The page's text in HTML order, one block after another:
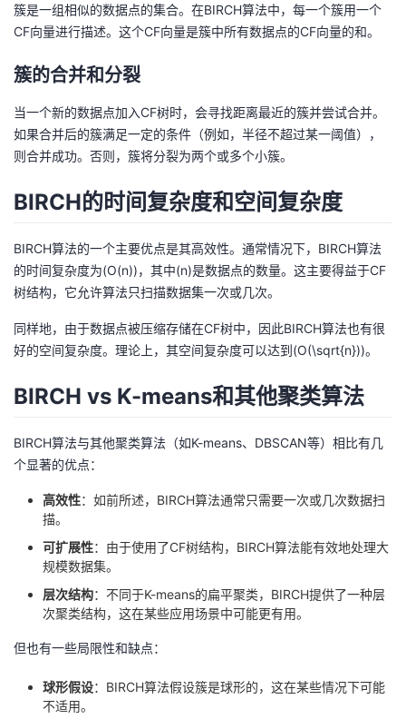
簇是一组相似的数据点的集合。在BIRCH算法中，每一个簇用一个
CF向量进行描述。这个CF向量是簇中所有数据点的CF向量的和。
簇的合并和分裂
当一个新的数据点加入CF树时，会寻找距离最近的簇并尝试合并。
如果合并后的簇满足一定的条件（例如，半径不超过某一阈值），
则合并成功。否则，簇将分裂为两个或多个小簇。
BIRCH的时间复杂度和空间复杂度
BIRCH算法的一个主要优点是其高效性。通常情况下，BIRCH算法
的时间复杂度为(O(n))，其中(n)是数据点的数量。这主要得益于CF
树结构，它允许算法只扫描数据集一次或几次。
同样地，由于数据点被压缩存储在CF树中，因此BIRCH算法也有很
好的空间复杂度。理论上，其空间复杂度可以达到(O(\sqrt{n}))。
BIRCH vs K-means和其他聚类算法
BIRCH算法与其他聚类算法（如K-means、DBSCAN等）相比有几
个显著的优点：
高效性：如前所述，BIRCH算法通常只需要一次或几次数据扫
描。
可扩展性：由于使用了CF树结构，BIRCH算法能有效地处理大
规模数据集。
层次结构：不同于K-means的扁平聚类，BIRCH提供了一种层
次聚类结构，这在某些应用场景中可能更有用。
但也有一些局限性和缺点：
球形假设：BIRCH算法假设簇是球形的，这在某些情况下可能
不适用。